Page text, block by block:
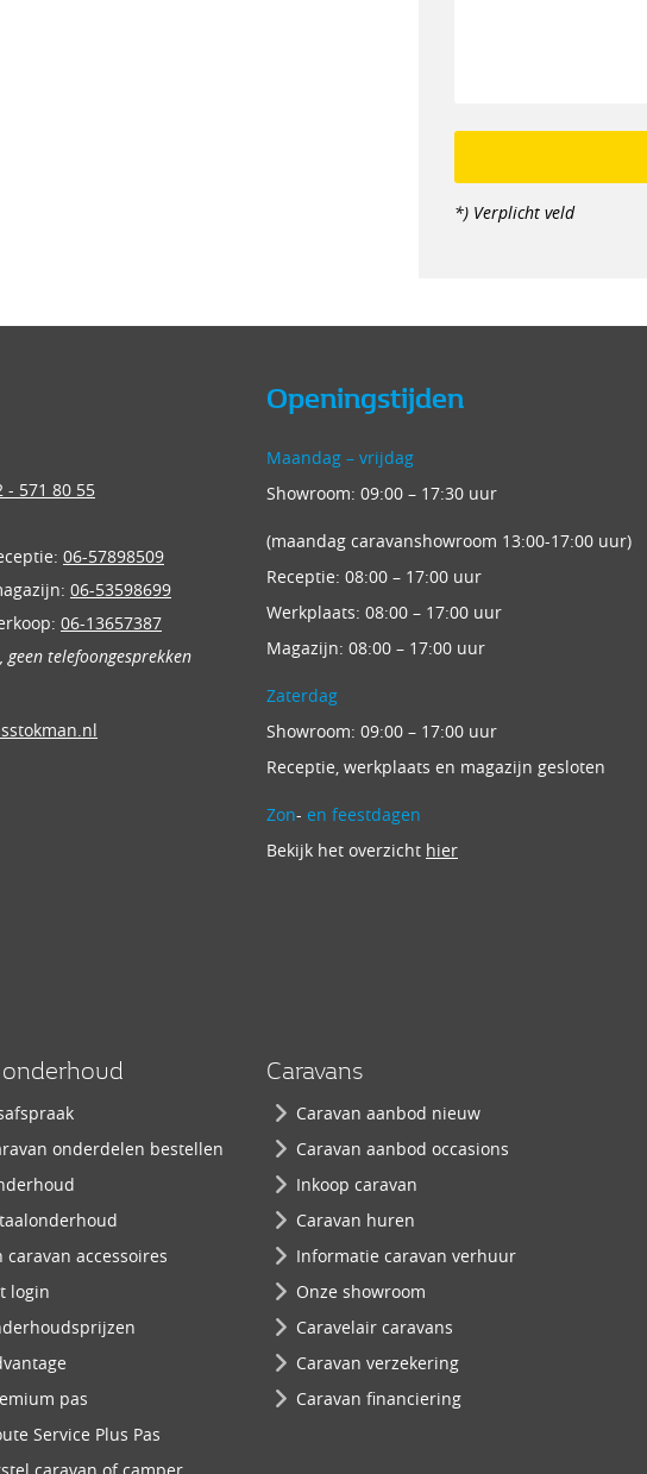
*) Verplicht veld
- 571 80 55
06-57898509
06-53598699
06-13657387
geen telefoongesprekken
Openingstijden
Maandag – vrijdag
Showroom: 09:00 – 17:30 uur
(maandag caravanshowroom 13:00-17:00 uur)
Receptie: 08:00 – 17:00 uur
Werkplaats: 08:00 – 17:00 uur
Magazijn: 08:00 – 17:00 uur
Zaterdag
Showroom: 09:00 – 17:00 uur
Receptie, werkplaats en magazijn gesloten
Zon- en feestdagen
Bekijk het overzicht hier
onderdelen bestellen
caravan accessoires
login
pas
Service Plus Pas
Caravans
Caravan aanbod nieuw
Caravan aanbod occasions
Inkoop caravan
Caravan huren
Informatie caravan verhuur
Onze showroom
Caravelair caravans
Caravan verzekering
Caravan financiering